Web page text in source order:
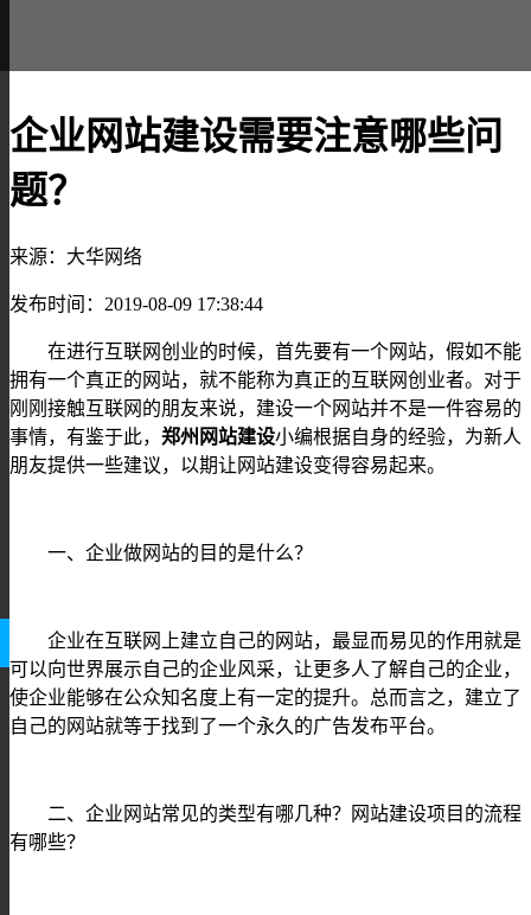
企业网站建设需要注意哪些问
题？
来源：大华网络
发布时间：2019-08-09 17:38:44
在进行互联网创业的时候，首先要有一个网站，假如不能
拥有一个真正的网站，就不能称为真正的互联网创业者。对于
刚刚接触互联网的朋友来说，建设一个网站并不是一件容易的
事情，有鉴于此， 郑州网站建设小编根据自身的经验，为新人
朋友提供一些建议，以期让网站建设变得容易起来。
一、企业做网站的目的是什么？
企业在互联网上建立自己的网站，最显而易见的作用就是
可以向世界展示自己的企业风采，让更多人了解自己的企业，
使企业能够在公众知名度上有一定的提升。总而言之，建立了
自己的网站就等于找到了一个永久的广告发布平台。
二、企业网站常见的类型有哪几种？网站建设项目的流程
有哪些？